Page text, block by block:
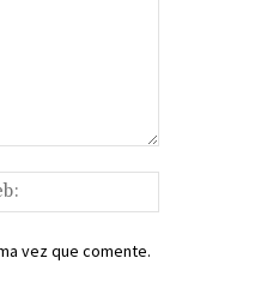
web:
vez que comente.